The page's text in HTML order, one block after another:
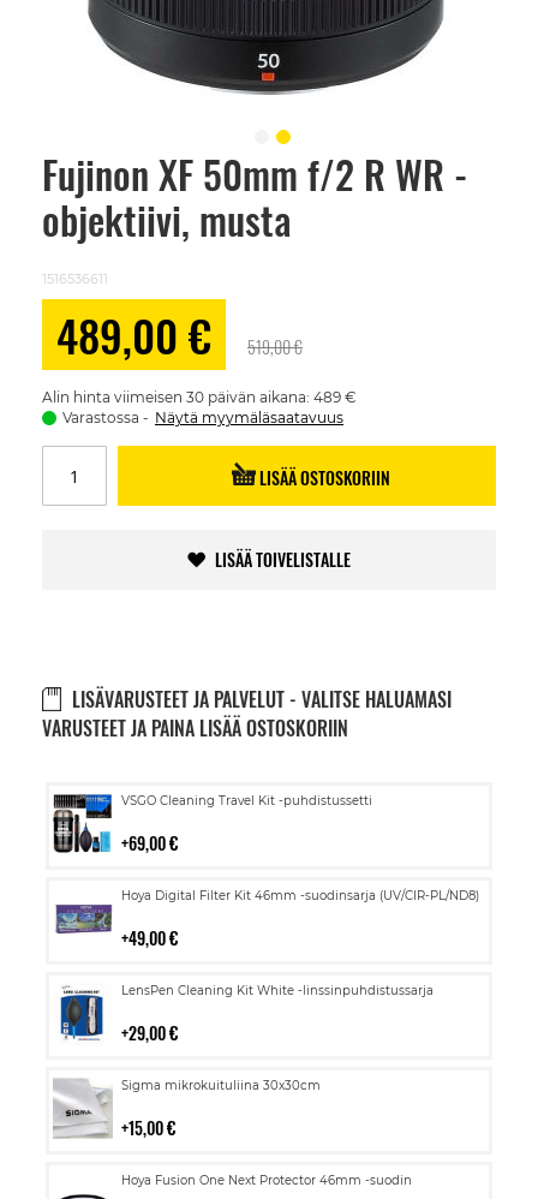
Fujinon XF 50mm f/2 R WR -
objektiivi, musta
1516536611
489,00 € 519,00 €
Alin hinta viimeisen 30 päivän aikana: 489 €
Varastossa
Näytä myymäläsaatavuus
LISÄÄ OSTOSKORIIN
LISÄÄ TOIVELISTALLE
LISÄVARUSTEET JA PALVELUT - VALITSE HALUAMASI
VARUSTEET JA PAINA LISÄÄ OSTOSKORIIN
VSGO Cleaning Travel Kit -puhdistussetti
69,00 €
Lisää
Hoya Digital Filter Kit 46mm -suodinsarja (UV/CIR-PL/ND8)
49,00 €
Lisää
LensPen Cleaning Kit White -linssinpuhdistussarja
29,00 €
Lisää
Sigma mikrokuituliina 30x30cm
15,00 €
Lisää
Hoya Fusion One Next Protector 46mm -suodin
Lisää
Skip
beginning
images
gallery